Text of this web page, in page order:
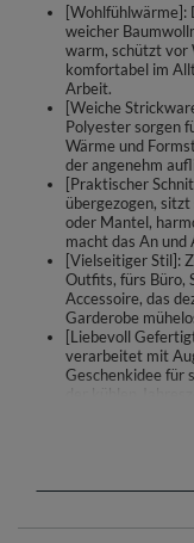
[Wohlfühlwärme]:
weicher
warm, schützt vor
komfortabel im
Arbeit.
[Weiche
Polyester sorgen
Wärme und
der angenehm
[Praktischer
übergezogen,
oder Mantel,
macht das An und
[Vielseitiger Stil]:
Outfits, fürs Büro,
Accessoire, das
Garderobe
[Liebevoll
verarbeitet mit
Geschenkidee für
der kühlen
ein angenehmes
sich geschmeidig an